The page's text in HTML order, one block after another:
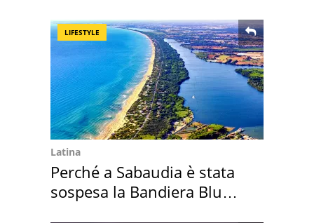
LIFESTYLE
Latina
Perché a Sabaudia è stata
sospesa la Bandiera Blu